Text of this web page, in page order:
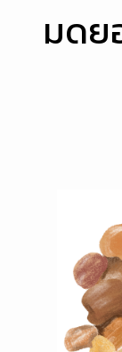
มดย